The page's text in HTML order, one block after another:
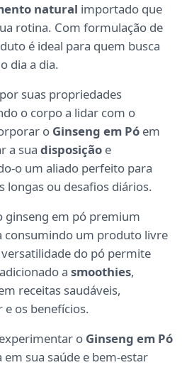
natural importado que
rotina. Com formulação de
é ideal para quem busca
dia a dia.
suas propriedades
o corpo a lidar com o
o Ginseng em Pó em
a sua disposição e
o um aliado perfeito para
longas ou desafios diários.
ginseng em pó premium
consumindo um produto livre
do pó permite
a smoothies,
receitas saudáveis,
e os benefícios.
o Ginseng em Pó
em sua saúde e bem-estar